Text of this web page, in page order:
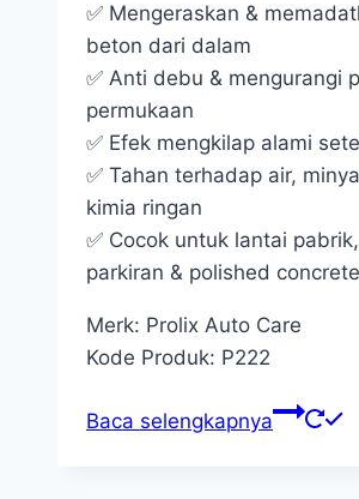
✅ Mengeraskan &
beton dari dalam
✅ Anti debu & mengurangi
permukaan
✅ Efek mengkilap alami
✅ Tahan terhadap air,
kimia ringan
✅ Cocok untuk lantai
parkiran & polished concrete
Merk: Prolix Auto Care
Kode Produk: P222
Baca selengkapnya